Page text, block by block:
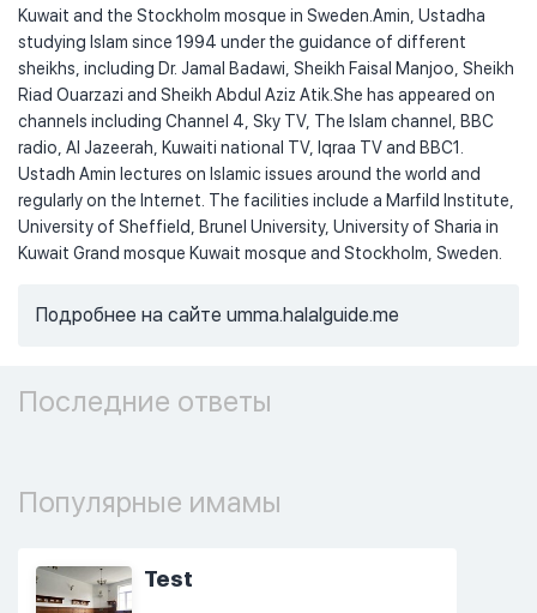
Kuwait and the Stockholm mosque in Sweden.Amin, Ustadha
studying Islam since 1994 under the guidance of different
sheikhs, including Dr. Jamal Badawi, Sheikh Faisal Manjoo, Sheikh
Riad Ouarzazi and Sheikh Abdul Aziz Atik.She has appeared on
channels including Channel 4, Sky TV, The Islam channel, BBC
radio, Al Jazeerah, Kuwaiti national TV, Iqraa TV and BBC1.
Ustadh Amin lectures on Islamic issues around the world and
regularly on the Internet. The facilities include a Marfild Institute,
University of Sheffield, Brunel University, University of Sharia in
Kuwait Grand mosque Kuwait mosque and Stockholm, Sweden.
Подробнее на сайте umma.halalguide.me
Последние ответы
Популярные имамы
Test